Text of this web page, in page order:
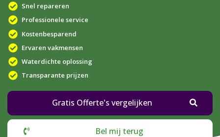
Snel repareren
Professionele service
Kostenbesparend
Ervaren vakmensen
Waterdichte oplossing
Transparante prijzen
Gratis Offerte's vergelijken
Bel mij terug